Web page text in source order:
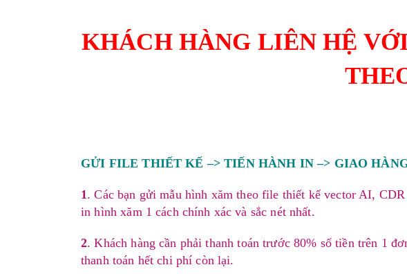
KHÁCH HÀNG LIÊN HỆ
GỬI FILE THIẾT KẾ –> TIẾN HÀNH IN –> GIAO
1 . Các bạn gửi mẫu hình xăm theo file thiết kế vector AI,
in hình xăm 1 cách chính xác và sắc nét nhất.
2. Khách hàng cần phải thanh toán trước 80% số tiền trên 1
thanh toán hết chi phí còn lại.